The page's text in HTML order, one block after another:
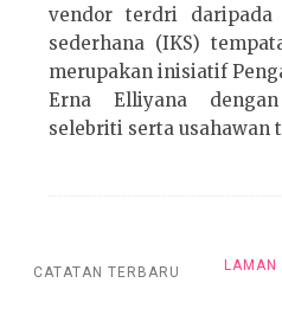
vendor terdri
sederhana (IKS)
merupakan inisiatif
Erna Elliyana
selebriti serta usahawan
CATATAN TERBARU